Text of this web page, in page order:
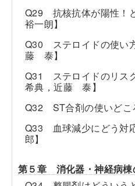
Q29 抗核抗体が陽性！
裕一朗】
Q30 ステロイドの使い
藤 泰】
Q31 ステロイドのリス
希典，近藤 泰】
Q32 ST合剤の使いどこ
Q33 血球減少にどう対
郎】
第５章 消化器・神経病棟